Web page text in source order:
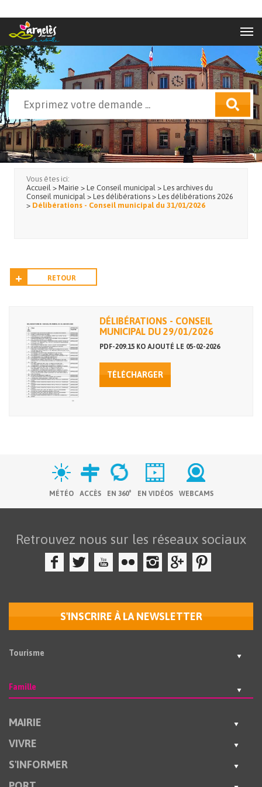
Formulaire de recherche
Vous êtes ici:
Accueil > Mairie > Le Conseil municipal > Les archives du
Conseil municipal > Les délibérations > Les délibérations 2026
> Délibérations - Conseil municipal du 31/01/2026
RETOUR
DÉLIBÉRATIONS - CONSEIL
MUNICIPAL DU 29/01/2026
PDF-209.15 KO AJOUTÉ LE 05-02-2026
TÉLÉCHARGER
MÉTÉO ACCÈS EN 360° EN VIDÉOS WEBCAMS
Retrouvez nous sur les réseaux sociaux
S'INSCRIRE À LA NEWSLETTER
Tourisme
Famille
MAIRIE
VIVRE
S'INFORMER